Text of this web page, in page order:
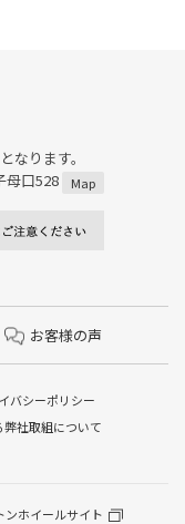
なります。
母口528
Map
お客様の声
バシーポリシー
社取組について
ンホイールサイト
イル交換/その他